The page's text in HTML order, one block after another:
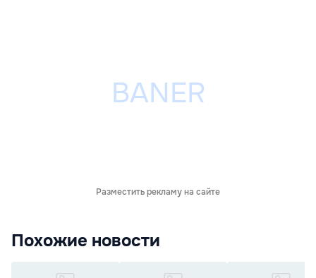
Разместить рекламу на сайте
Похожие новости